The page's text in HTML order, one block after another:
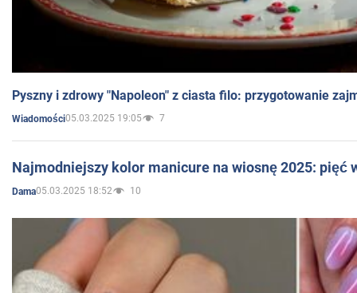
Pyszny i zdrowy "Napoleon" z ciasta filo: przygotowanie
Wiadomości05.03.2025 19:05 7
Najmodniejszy kolor manicure na wiosnę 2025: pięć
Dama05.03.2025 18:52 10